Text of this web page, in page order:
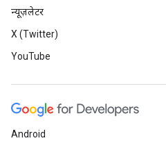
न्यूज़लेटर
X (Twitter)
YouTube
Android